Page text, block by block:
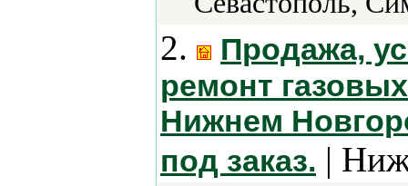
2.
Продажа,
ремонт
Нижнем
под заказ. |